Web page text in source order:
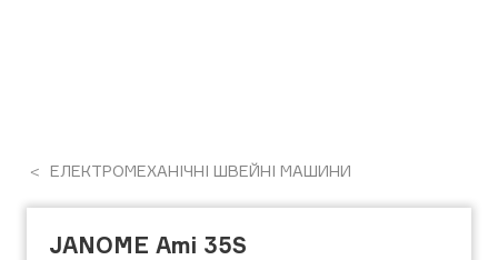
ЕЛЕКТРОМЕХАНІЧНІ ШВЕЙНІ МАШИНИ
JANOME Ami 35S